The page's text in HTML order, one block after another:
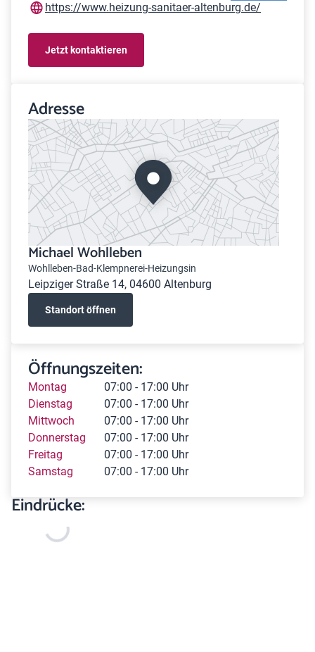
https://www.heizung-sanitaer-altenburg.de/
Jetzt kontaktieren
Adresse
Michael Wohlleben
Wohlleben-Bad-Klempnerei-Heizungsin
Leipziger Straße 14, 04600 Altenburg
Standort öffnen
Öffnungszeiten:
Montag
07:00 - 17:00 Uhr
Dienstag
07:00 - 17:00 Uhr
Mittwoch
07:00 - 17:00 Uhr
Donnerstag
07:00 - 17:00 Uhr
Freitag
07:00 - 17:00 Uhr
Samstag
07:00 - 17:00 Uhr
Eindrücke: